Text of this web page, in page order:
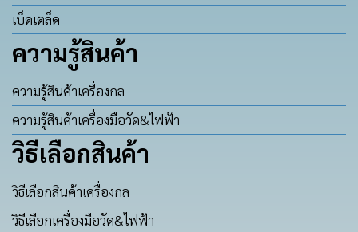
เบ็ดเตล็ด
ความรู้สินค้า
ความรู้สินค้าเครื่องกล
ความรู้สินค้าเครื่องมือวัด&ไฟฟ้า
วิธีเลือกสินค้า
วิธีเลือกสินค้าเครื่องกล
วิธีเลือกเครื่องมือวัด&ไฟฟ้า